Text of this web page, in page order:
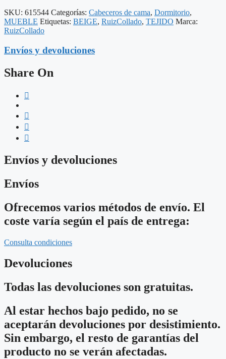
122
CM
cantidad
SKU: 615544 Categorías: Cabeceros de cama, Dormitorio,
MUEBLE Etiquetas: BEIGE, RuizCollado, TEJIDO Marca:
RuizCollado
Envíos y devoluciones
Share On
Envíos y devoluciones
Envíos
Ofrecemos varios métodos de envío. El
coste varía según el país de entrega:
Consulta condiciones
Devoluciones
Todas las devoluciones son gratuitas.
Al estar hechos bajo pedido, no se
aceptarán devoluciones por desistimiento.
Sin embargo, el resto de garantías del
producto no se verán afectadas.